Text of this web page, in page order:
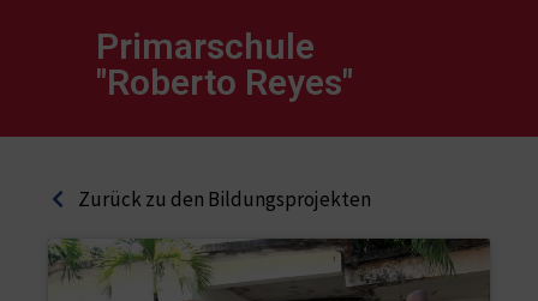
Primarschule
"Roberto Reyes"
Zurück zu den Bildungsprojekten